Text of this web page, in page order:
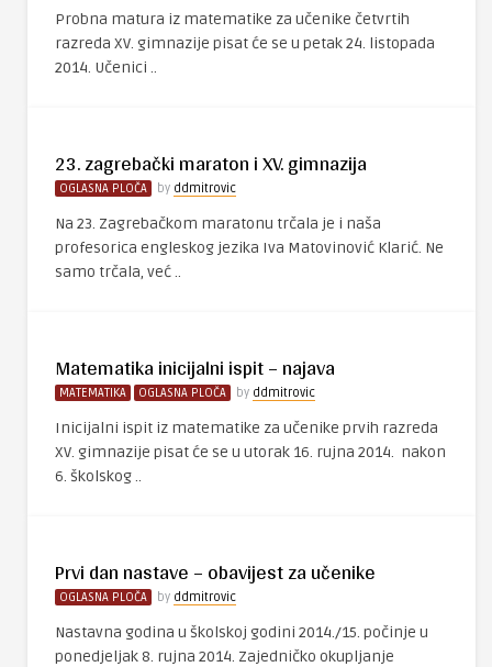
Probna matura iz matematike za učenike četvrtih
razreda XV. gimnazije pisat će se u petak 24. listopada
2014. Učenici ..
23. zagrebački maraton i XV. gimnazija
OGLASNA PLOČA by ddmitrovic
Na 23. Zagrebačkom maratonu trčala je i naša
profesorica engleskog jezika Iva Matovinović Klarić. Ne
samo trčala, već ..
Matematika inicijalni ispit – najava
MATEMATIKA OGLASNA PLOČA by ddmitrovic
Inicijalni ispit iz matematike za učenike prvih razreda
XV. gimnazije pisat će se u utorak 16. rujna 2014. nakon
6. školskog ..
Prvi dan nastave – obavijest za učenike
OGLASNA PLOČA by ddmitrovic
Nastavna godina u školskoj godini 2014./15. počinje u
ponedjeljak 8. rujna 2014. Zajedničko okupljanje